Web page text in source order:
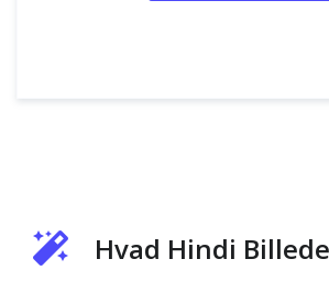
Hvad Hindi